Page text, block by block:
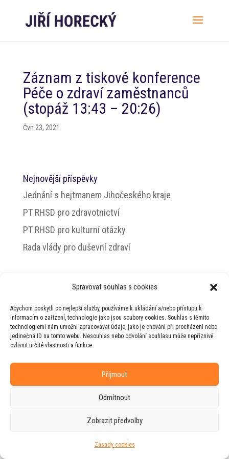
Spravovat souhlas s cookies
Abychom poskytli co nejlepší služby, používáme k ukládání a/nebo přístupu k
informacím o zařízení, technologie jako jsou soubory cookies. Souhlas s těmito
technologiemi nám umožní zpracovávat údaje, jako je chování při procházení nebo
jedinečná ID na tomto webu. Nesouhlas nebo odvolání souhlasu může nepříznivě
ovlivnit určité vlastnosti a funkce.
Příjmout
Odmítnout
Zobrazit předvolby
Zásady cookies
Záznam z tiskové konference
Péče o zdraví zaměstnanců
(stopáž 13:43 – 20:26)
Čvn 23, 2021
Nejnovější příspěvky
Jednání s hejtmanem Jihočeského kraje
PT RHSD pro zdravotnictví
PT RHSD pro kulturní otázky
Rada vlády pro duševní zdraví
Horeckého
Web vytvořila firmaRUDIve spolupráci s
agenturou